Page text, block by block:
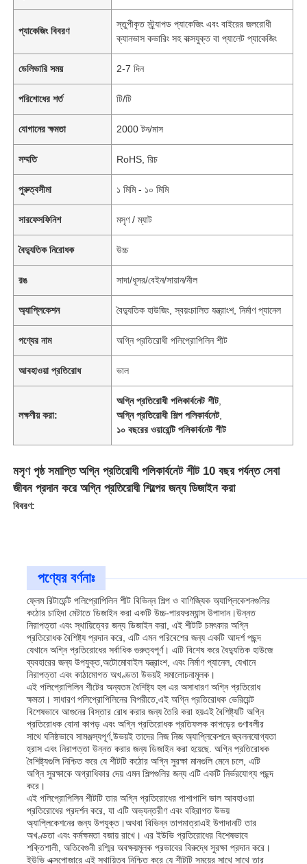
বাড়ি
পণ্য
আমাদের সম্পর্কে
প্যাকেজিং বিবরণ
স্তুপীকৃত স্ট্র্যাপড প্যাকেজিং এবং বাইরের জলরোধী
ক্যানভাস কভারিং সহ বাক্সযুক্ত বা প্যালেট প্যাকেজিং
ডেলিভারি সময় 2-7 দিন
পরিশোধের শর্ত টি/টি
যোগানের ক্ষমতা 2000 টন/মাস
সম্মতি RoHS, রিচ
পুরুত্বসীমা ১ মিমি - ১০ মিমি
সারফেসফিনিশ মসৃণ / ম্যাট
বৈদ্যুতিক নিরোধক উচ্চ
রঙ সাদা/ধূসর/বেইন/সায়ান/নীল
অ্যাপ্লিকেশন বৈদ্যুতিক হাউজিং, স্বয়ংচালিত যন্ত্রাংশ, নির্মাণ প্যানেল
পণ্যের নাম অগ্নি প্রতিরোধী পলিপ্রোপিলিন শীট
আবহাওয়া প্রতিরোধ ভাল
লক্ষণীয় করা:
অগ্নি প্রতিরোধী পলিকার্বনেট শীট,
অগ্নি প্রতিরোধী শিল্প পলিকার্বনেট,
১০ বছরের ওয়ারেন্টি পলিকার্বনেট শীট
মসৃণ পৃষ্ঠ সমাপ্তি অগ্নি প্রতিরোধী পলিকার্বনেট শীট 10 বছর পর্যন্ত সেবা
জীবন প্রদান করে অগ্নি প্রতিরোধী শিল্পের জন্য ডিজাইন করা
বিবরণ:
পণ্যের বর্ণনাঃ
ফ্লেম রিটার্ডেন্ট পলিপ্রোপিলিন শীট বিভিন্ন শিল্প ও বাণিজ্যিক অ্যাপ্লিকেশনগুলির
কঠোর চাহিদা মেটাতে ডিজাইন করা একটি উচ্চ-পারফরম্যান্স উপাদান।উন্নত
নিরাপত্তা এবং স্থায়িত্বের জন্য ডিজাইন করা, এই শীটটি চমৎকার অগ্নি
প্রতিরোধক বৈশিষ্ট্য প্রদান করে, এটি এমন পরিবেশের জন্য একটি আদর্শ পছন্দ
যেখানে অগ্নি প্রতিরোধের সর্বাধিক গুরুত্বপূর্ণ। এটি বিশেষ করে বৈদ্যুতিক হাউজে
ব্যবহারের জন্য উপযুক্ত,অটোমোবাইল যন্ত্রাংশ, এবং নির্মাণ প্যানেল, যেখানে
নিরাপত্তা এবং কাঠামোগত অখণ্ডতা উভয়ই সমালোচনামূলক।
এই পলিপ্রোপিলিন শীটের অন্যতম বৈশিষ্ট্য হল এর অসাধারণ অগ্নি প্রতিরোধ
ক্ষমতা। সাধারণ পলিপ্রোপিলিনের বিপরীতে,এই অগ্নি প্রতিরোধক ভেরিয়েন্ট
বিশেষভাবে আগুনের বিস্তার রোধ করার জন্য তৈরি করা হয়এই বৈশিষ্ট্যটি অগ্নি
প্রতিরোধক বোনা কাপড় এবং অগ্নি প্রতিরোধক প্রতিফলক কাপড়ের গুণাবলীর
সাথে ঘনিষ্ঠভাবে সামঞ্জস্যপূর্ণ,উভয়ই তাদের নিজ নিজ অ্যাপ্লিকেশনে জ্বলনযোগ্যতা
হ্রাস এবং নিরাপত্তা উন্নত করার জন্য ডিজাইন করা হয়েছে. অগ্নি প্রতিরোধক
বৈশিষ্ট্যগুলি নিশ্চিত করে যে শীটটি কঠোর অগ্নি সুরক্ষা মানগুলি মেনে চলে, এটি
অগ্নি সুরক্ষাকে অগ্রাধিকার দেয় এমন শিল্পগুলির জন্য এটি একটি নির্ভরযোগ্য পছন্দ
করে।
এই পলিপ্রোপিলিন শীটটি তার অগ্নি প্রতিরোধের পাশাপাশি ভাল আবহাওয়া
প্রতিরোধের প্রদর্শন করে, যা এটি অভ্যন্তরীণ এবং বহিরাগত উভয়
অ্যাপ্লিকেশনের জন্য উপযুক্ত।অথবা বিভিন্ন তাপমাত্রাএই উপাদানটি তার
অখণ্ডতা এবং কর্মক্ষমতা বজায় রাখে। এর ইউভি প্রতিরোধের বিশেষভাবে
শক্তিশালী, অতিবেগুনী রশ্মির অবক্ষয়মূলক প্রভাবের বিরুদ্ধে সুরক্ষা প্রদান করে।
ইউভি এক্সপোজারে এই স্থায়িত্ব নিশ্চিত করে যে শীটটি সময়ের সাথে সাথে তার